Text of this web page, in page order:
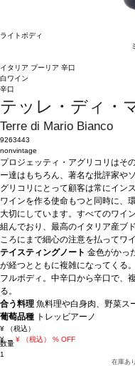
ライトボディ
イタリア プーリア 辛口
白ワイン
辛口
テッレ・ディ・
Terre di Mario Bianco
9263443
nonvintage
プロジェッティ・アグリコリはそ
ー達はもちろん、著名な批評家や
グリコリにとって顧客は常にイン
ワインを作る使命もつと同時に、
大切にしています。すべてのワイ
組んでおり、最高のイタリア産ブ
ころにまで細心の注意を払ってワ
テイスティングノート 金色がかっ
が経つとともに複雑になってくる
フルボディ。中辛口から辛口で、
る。
合う料理 魚料理や白身肉、野菜ス
葡萄品種 トレッビアーノ
¥
（税込）
¥ → ¥ （税込） % OFF
数量
1
在庫あり